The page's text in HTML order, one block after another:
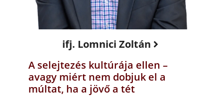
ifj. Lomnici Zoltán
A selejtezés kultúrája ellen –
avagy miért nem dobjuk el a
múltat, ha a jövő a tét